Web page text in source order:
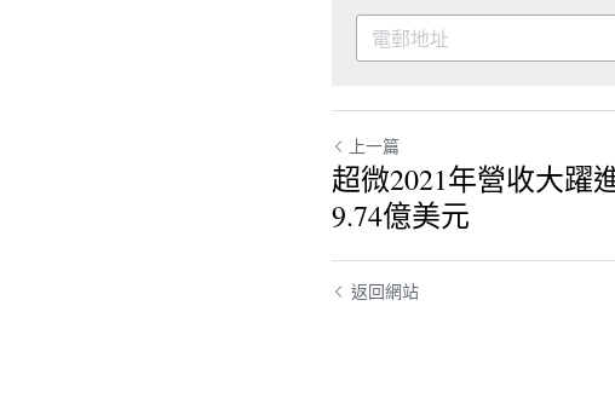
上一篇
超微2021年營收大躍
9.74億美元
返回網站